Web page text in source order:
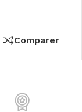
Comparer